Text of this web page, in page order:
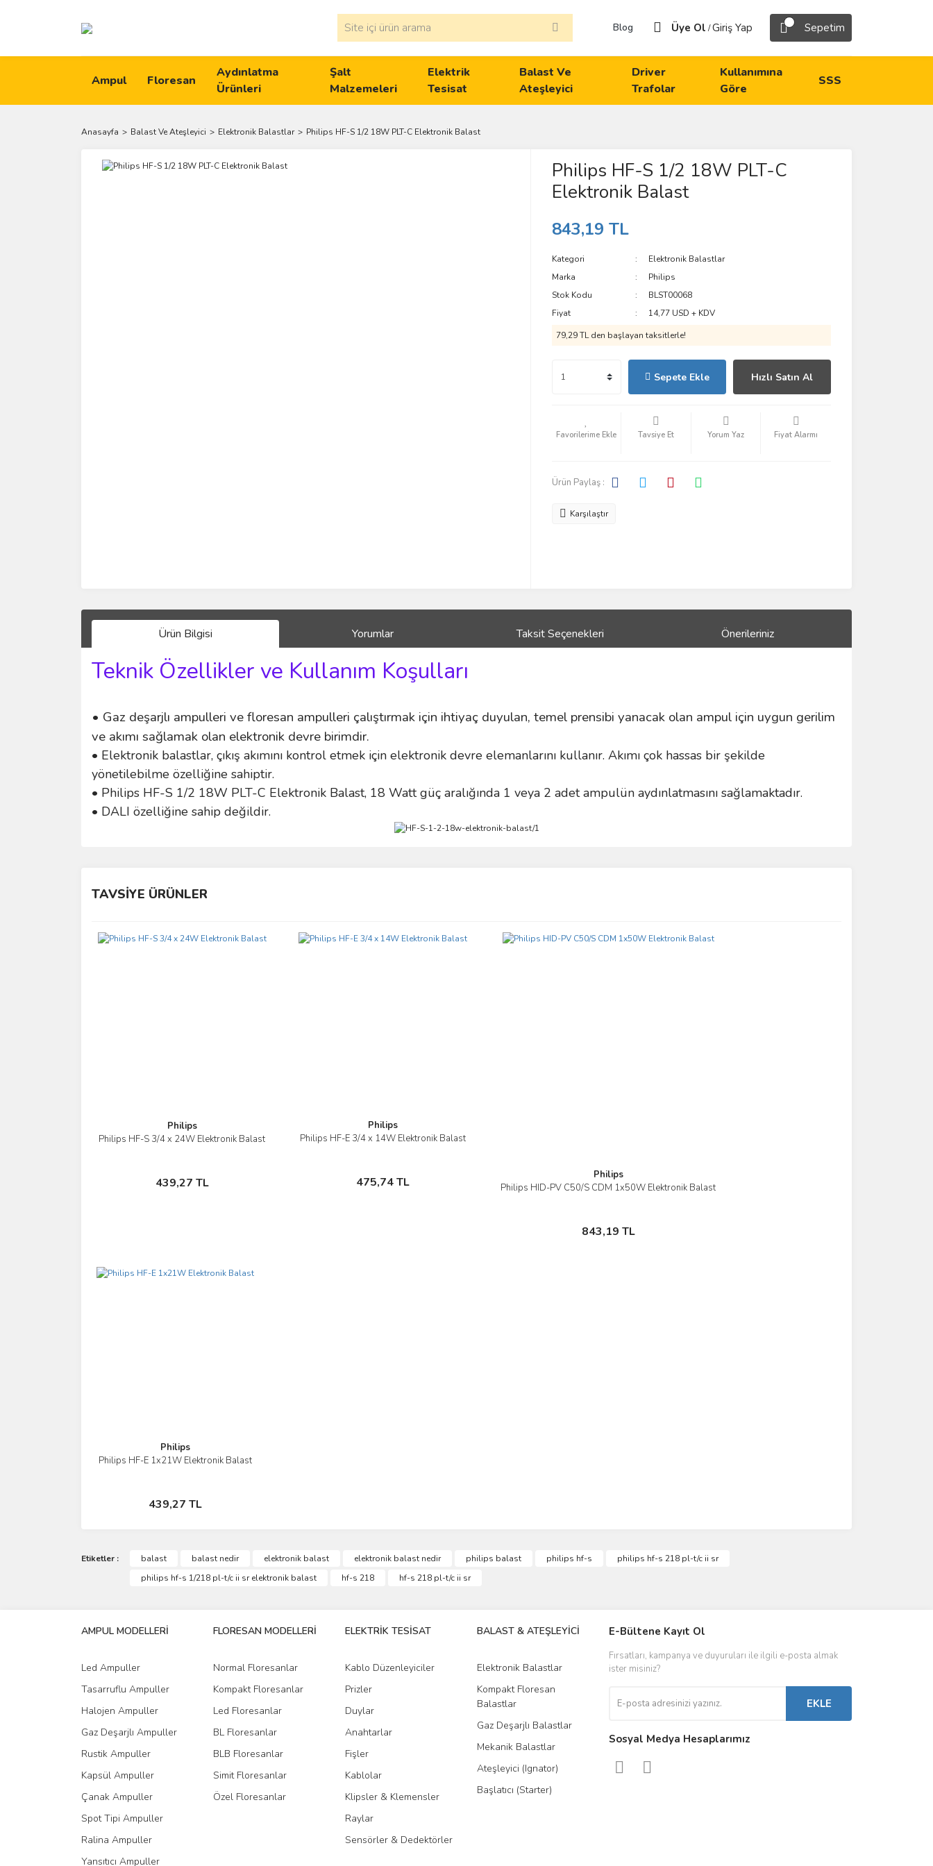
Blog Üye Ol /Giriş Yap Sepetim
Ampul Floresan
Aydınlatma
Ürünleri
Şalt
Malzemeleri
Elektrik
Tesisat
Balast Ve
Ateşleyici
Driver
Trafolar
Kullanımına
Göre
SSS
Anasayfa Balast Ve Ateşleyici Elektronik Balastlar Philips HF-S 1/2 18W PLT-C Elektronik Balast
Philips HF-S 1/2 18W PLT-C
Elektronik Balast
843,19 TL
Kategori
Elektronik Balastlar
Marka
Philips
Stok Kodu
BLST00068
Fiyat
14,77 USD + KDV
79,29 TL den başlayan taksitlerle!
Sepete Ekle Hızlı Satın Al
Tavsiye Et Yorum Yaz Fiyat Alarmı
Ürün Paylaş :
Karşılaştır
Ürün Bilgisi Yorumlar Taksit Seçenekleri Önerileriniz
Teknik Özellikler ve Kullanım Koşulları
• Gaz deşarjlı ampulleri ve floresan ampulleri çalıştırmak için ihtiyaç duyulan, temel prensibi yanacak olan ampul için uygun gerilim
ve akımı sağlamak olan elektronik devre birimdir.
• Elektronik balastlar, çıkış akımını kontrol etmek için elektronik devre elemanlarını kullanır. Akımı çok hassas bir şekilde
yönetilebilme özelliğine sahiptir.
• Philips HF-S 1/2 18W PLT-C Elektronik Balast, 18 Watt güç aralığında 1 veya 2 adet ampulün aydınlatmasını sağlamaktadır.
• DALI özelliğine sahip değildir.
TAVSİYE ÜRÜNLER
Philips
Philips HF-S 3/4 x 24W Elektronik Balast
439,27 TL
İncele
Sepete Ekle
Philips
Philips HF-E 3/4 x 14W Elektronik Balast
475,74 TL
İncele
Sepete Ekle
Philips
Philips HID-PV C50/S CDM 1x50W Elektronik Balast
843,19 TL
İncele
Sepete Ekle
Philips
Philips HF-E 1x21W Elektronik Balast
439,27 TL
İncele
Sepete Ekle
Etiketler : balast balast nedir elektronik balast elektronik balast nedir philips balast philips hf-s
philips hf-s 218 pl-t/c ii sr
philips hf-s 1/218 pl-t/c ii sr elektronik balast
hf-s 218 hf-s 218 pl-t/c ii sr
AMPUL MODELLERİ
Led Ampuller
Tasarruflu Ampuller
Halojen Ampuller
Gaz Deşarjlı Ampuller
Rustik Ampuller
Kapsül Ampuller
Çanak Ampuller
Spot Tipi Ampuller
Ralina Ampuller
Yansıtıcı Ampuller
FLORESAN MODELLERİ
Normal Floresanlar
Kompakt Floresanlar
Led Floresanlar
BL Floresanlar
BLB Floresanlar
Simit Floresanlar
Özel Floresanlar
ELEKTRİK TESİSAT
Kablo Düzenleyiciler
Prizler
Duylar
Anahtarlar
Fişler
Kablolar
Klipsler & Klemensler
Raylar
Sensörler & Dedektörler
BALAST & ATEŞLEYİCİ
Elektronik Balastlar
Kompakt Floresan
Balastlar
Gaz Deşarjlı Balastlar
Mekanik Balastlar
Ateşleyici (Ignator)
Başlatıcı (Starter)
DRIVER & TRAFO
Led Driverlar
Kontaktörler
Sigorta & Otomatlar
E-Bültene Kayıt Ol
Fırsatları, kampanya ve duyuruları ile ilgili e-posta almak
ister misiniz?
EKLE
Sosyal Medya Hesaplarımız